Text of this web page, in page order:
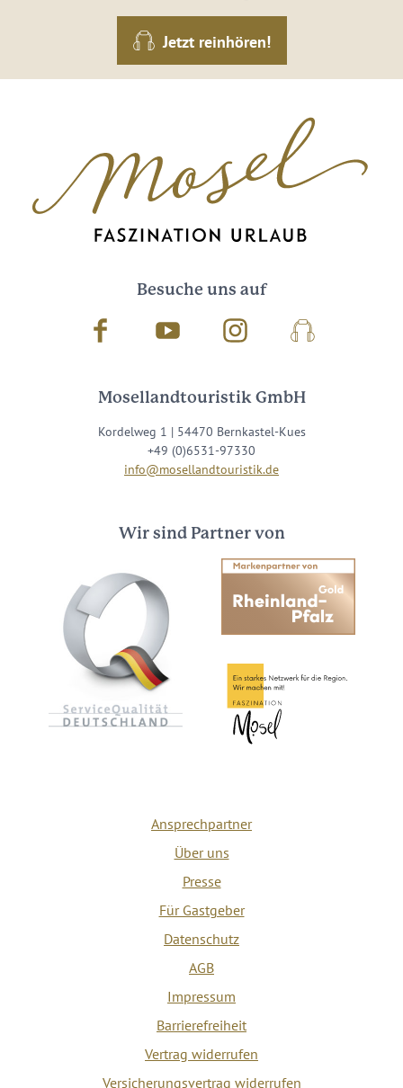
Jetzt reinhören!
Besuche uns auf
Facebook Youtube InstagramPodcast
Mosellandtouristik GmbH
Kordelweg 1 | 54470 Bernkastel-Kues
+49 (0)6531-97330
info@mosellandtouristik.de
Wir sind Partner von
Ansprechpartner
Über uns
Presse
Für Gastgeber
Datenschutz
AGB
Impressum
Barrierefreiheit
Vertrag widerrufen
Versicherungsvertrag widerrufen